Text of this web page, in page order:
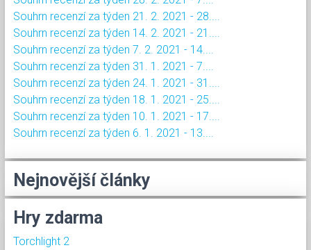
Souhrn recenzí za týden 21. 2. 2021 - 28....
Souhrn recenzí za týden 14. 2. 2021 - 21....
Souhrn recenzí za týden 7. 2. 2021 - 14....
Souhrn recenzí za týden 31. 1. 2021 - 7....
Souhrn recenzí za týden 24. 1. 2021 - 31....
Souhrn recenzí za týden 18. 1. 2021 - 25....
Souhrn recenzí za týden 10. 1. 2021 - 17....
Souhrn recenzí za týden 6. 1. 2021 - 13....
Nejnovější články
Hry zdarma
Torchlight 2